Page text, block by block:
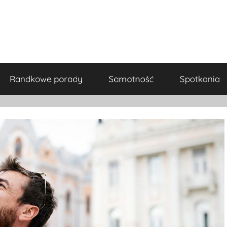
Randkowe porady Samotność Spotkania